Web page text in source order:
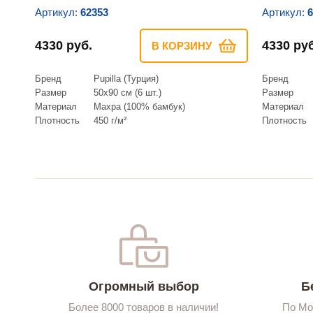
Артикул: 62353
4330 руб. В КОРЗИНУ
Бренд
Pupilla (Турция)
Размер
50х90 см (6 шт.)
Материал
Махра (100% бамбук)
Плотность
450 г/м²
Артикул:
4330
Бренд
Размер
Материал
Плотность
Огромный выбор
Более 8000 товаров в наличии! По